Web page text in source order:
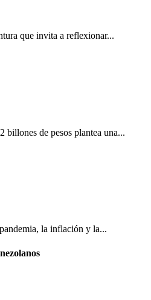
que invita a reflexionar...
billones de pesos plantea una...
la inflación y la...